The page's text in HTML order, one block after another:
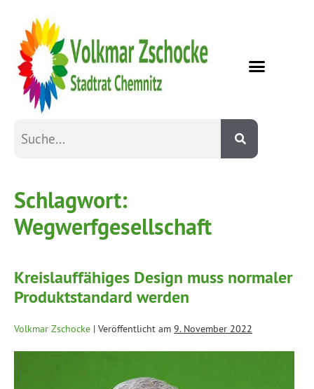
Schlagwort:
Wegwerfgesellschaft
Kreislauffähiges Design muss normaler
Produktstandard werden
Volkmar Zschocke | Veröffentlicht am 9. November 2022